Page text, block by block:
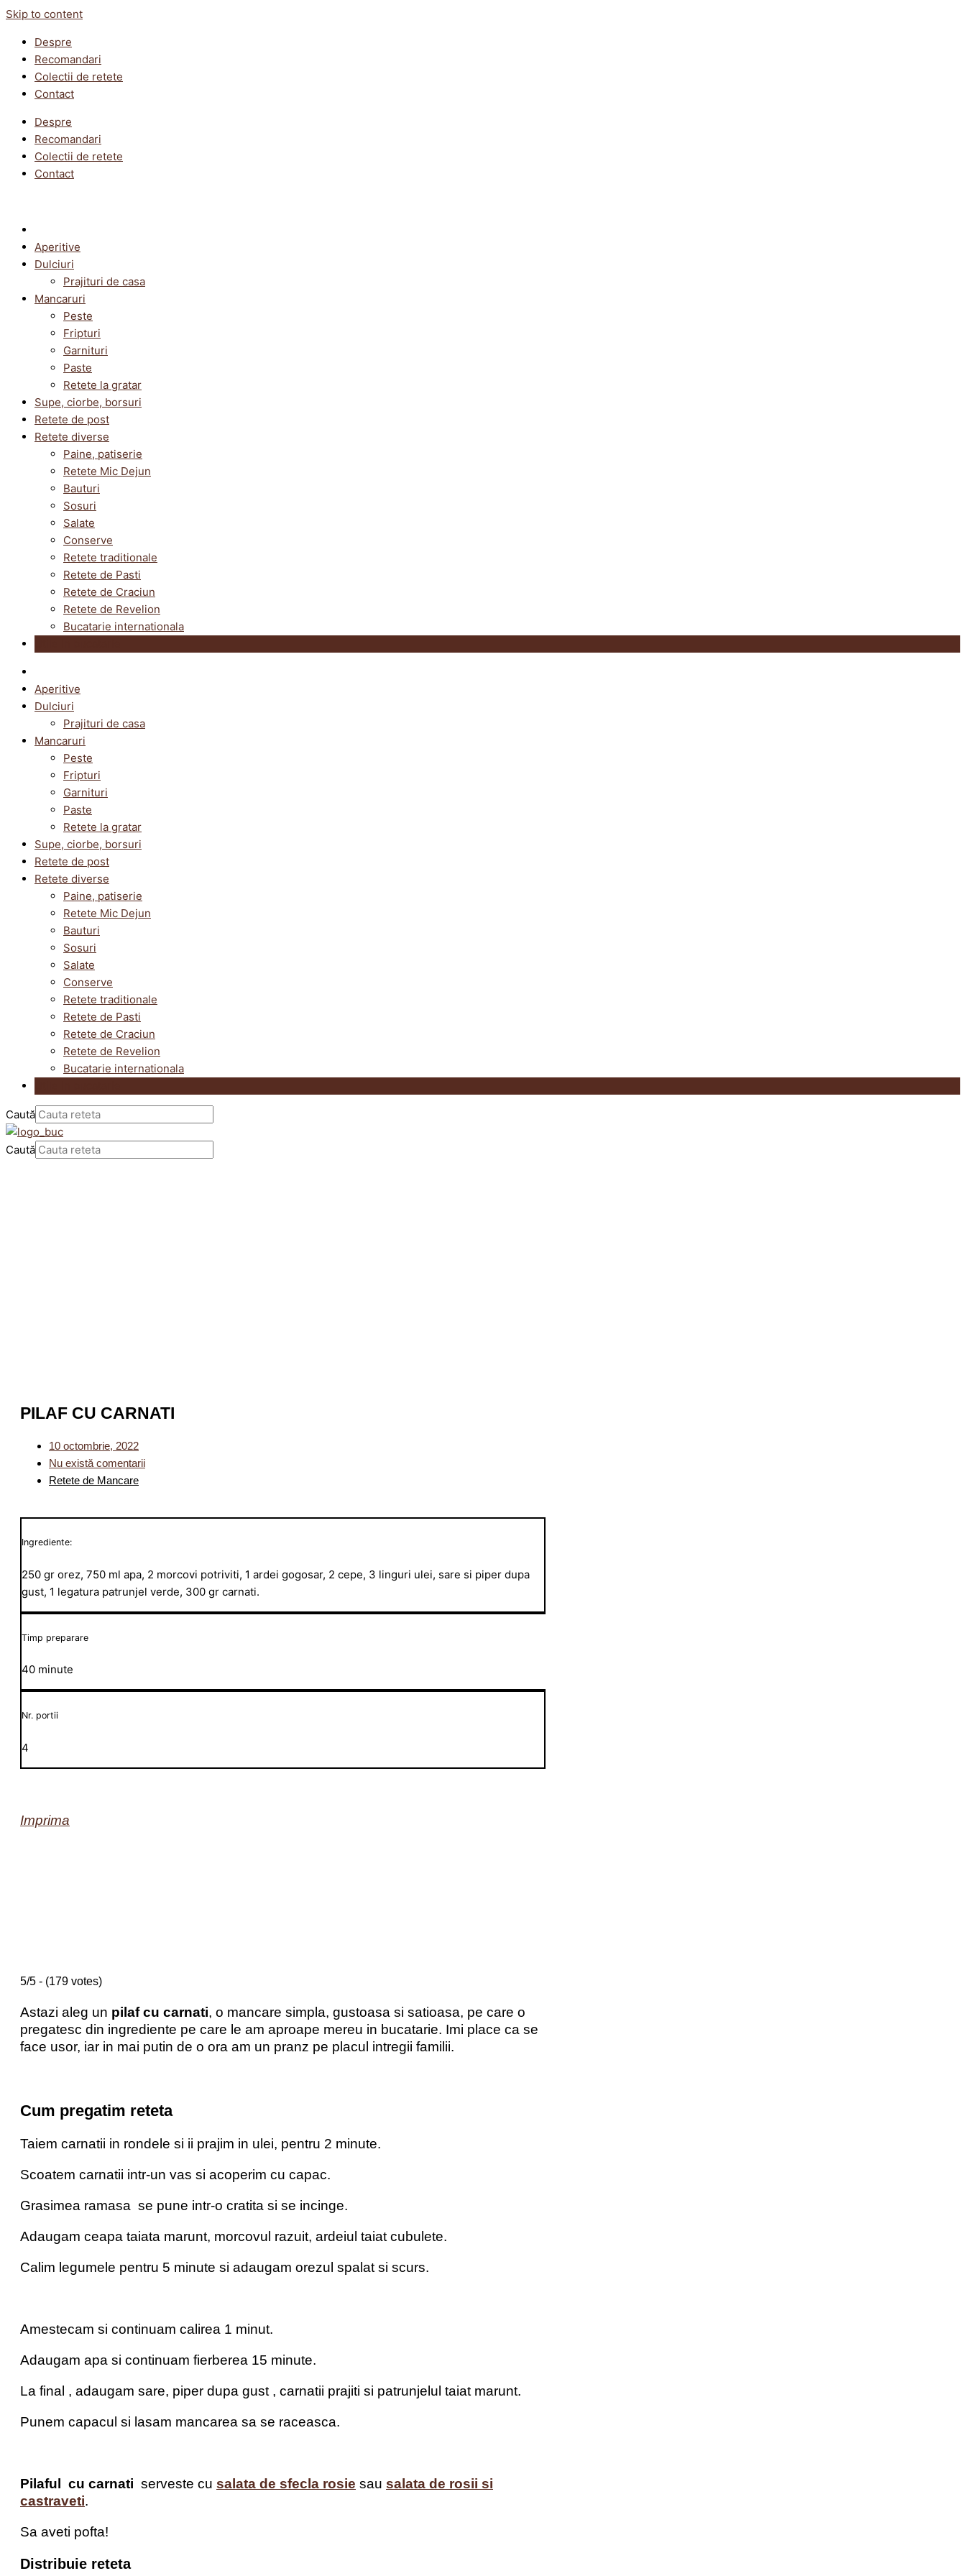
Skip to content
Despre
Recomandari
Colectii de retete
Contact
Despre
Recomandari
Colectii de retete
Contact
Aperitive
Dulciuri
Prajituri de casa
Mancaruri
Peste
Fripturi
Garnituri
Paste
Retete la gratar
Supe, ciorbe, borsuri
Retete de post
Retete diverse
Paine, patiserie
Retete Mic Dejun
Bauturi
Sosuri
Salate
Conserve
Retete traditionale
Retete de Pasti
Retete de Craciun
Retete de Revelion
Bucatarie internationala
Aperitive
Dulciuri
Prajituri de casa
Mancaruri
Peste
Fripturi
Garnituri
Paste
Retete la gratar
Supe, ciorbe, borsuri
Retete de post
Retete diverse
Paine, patiserie
Retete Mic Dejun
Bauturi
Sosuri
Salate
Conserve
Retete traditionale
Retete de Pasti
Retete de Craciun
Retete de Revelion
Bucatarie internationala
Caută
Caută
PILAF CU CARNATI
10 octombrie, 2022
Nu există comentarii
Retete de Mancare
Ingrediente:
250 gr orez, 750 ml apa, 2 morcovi potriviti, 1 ardei gogosar, 2 cepe, 3 linguri ulei, sare si piper dupa
gust, 1 legatura patrunjel verde, 300 gr carnati.
Timp preparare
40 minute
Nr. portii
4
Imprima
5/5 - (179 votes)
Astazi aleg un pilaf cu carnati, o mancare simpla, gustoasa si satioasa, pe care o
pregatesc din ingrediente pe care le am aproape mereu in bucatarie. Imi place ca se
face usor, iar in mai putin de o ora am un pranz pe placul intregii familii.
Cum pregatim reteta
Taiem carnatii in rondele si ii prajim in ulei, pentru 2 minute.
Scoatem carnatii intr-un vas si acoperim cu capac.
Grasimea ramasa se pune intr-o cratita si se incinge.
Adaugam ceapa taiata marunt, morcovul razuit, ardeiul taiat cubulete.
Calim legumele pentru 5 minute si adaugam orezul spalat si scurs.
Amestecam si continuam calirea 1 minut.
Adaugam apa si continuam fierberea 15 minute.
La final , adaugam sare, piper dupa gust , carnatii prajiti si patrunjelul taiat marunt.
Punem capacul si lasam mancarea sa se raceasca.
Pilaful cu carnati serveste cu salata de sfecla rosie sau salata de rosii si
castraveti.
Sa aveti pofta!
Distribuie reteta